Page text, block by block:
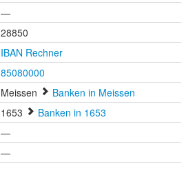
—
28850
IBAN Rechner
85080000
Meissen
Banken in Meissen
1653
Banken in 1653
—
—